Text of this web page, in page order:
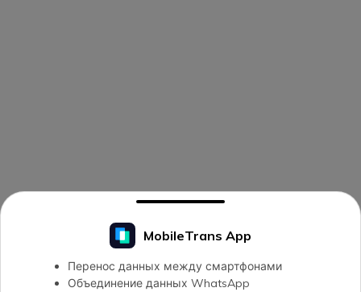
MobileTrans App
Перенос данных между смартфонами
Объединение данных WhatsApp